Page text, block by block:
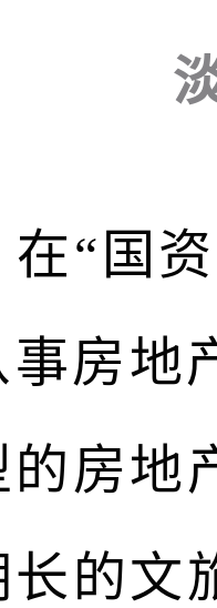
在“国
事房地
房地
长的文